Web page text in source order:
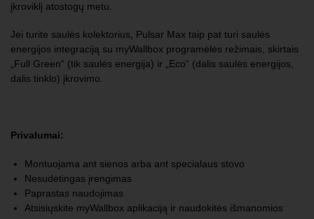
įkroviklį atostogų metu.
Jei turite saulės kolektorius, Pulsar Max taip pat turi saulės
energijos integraciją su myWallbox programėlės režimais, skirtais
„Full Green“ (tik saulės energija) ir „Eco“ (dalis saulės energijos,
dalis tinklo) įkrovimo.
Privalumai:
Montuojama ant sienos arba ant specialaus stovo
Nesudėtingas įrengimas
Paprastas naudojimas
Atsisiųskite myWallbox aplikaciją ir naudokitės išmanomios